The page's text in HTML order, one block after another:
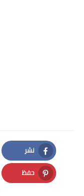
نشر
Facebook
حفظ
Pinterest